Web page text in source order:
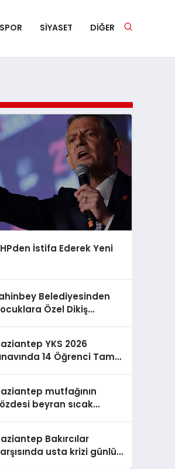
SPOR SIYASET DIĞER
İstifa Ederek Yeni
Belediyesinden
Özel Dikiş
YKS 2026
14 Öğrenci Tam
mutfağının
beyran sıcak
Bakırcılar
usta krizi günlük